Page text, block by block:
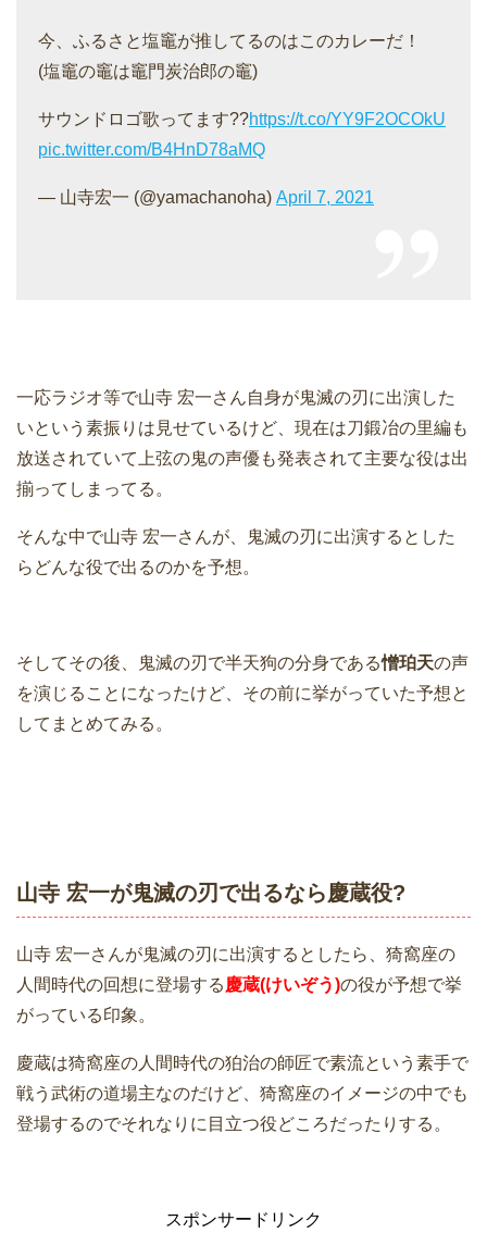
今、ふるさと塩竈が推してるのはこのカレーだ！
(塩竈の竈は竈門炭治郎の竈)
サウンドロゴ歌ってます??https://t.co/YY9F2OCOkU
pic.twitter.com/B4HnD78aMQ
— 山寺宏一 (@yamachanoha) April 7, 2021
一応ラジオ等で山寺 宏一さん自身が鬼滅の刃に出演した
いという素振りは見せているけど、現在は刀鍛冶の里編も
放送されていて上弦の鬼の声優も発表されて主要な役は出
揃ってしまってる。
そんな中で山寺 宏一さんが、鬼滅の刃に出演するとした
らどんな役で出るのかを予想。
そしてその後、鬼滅の刃で半天狗の分身である憎珀天の声
を演じることになったけど、その前に挙がっていた予想と
してまとめてみる。
山寺 宏一が鬼滅の刃で出るなら慶蔵役?
山寺 宏一さんが鬼滅の刃に出演するとしたら、猗窩座の
人間時代の回想に登場する 慶蔵(けいぞう)の役が予想で挙
がっている印象。
慶蔵は猗窩座の人間時代の狛治の師匠で素流という素手で
戦う武術の道場主なのだけど、猗窩座のイメージの中でも
登場するのでそれなりに目立つ役どころだったりする。
スポンサードリンク